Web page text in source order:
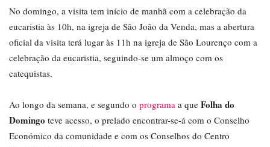
No domingo, a visita tem início de manhã com a celebração da
eucaristia às 10h, na igreja de São João da Venda, mas a abertura
oficial da visita terá lugar às 11h na igreja de São Lourenço com a
celebração da eucaristia, seguindo-se um almoço com os
catequistas.
Ao longo da semana, e segundo o programa a que Folha do
Domingo teve acesso, o prelado encontrar-se-á com o Conselho
Económico da comunidade e com os Conselhos do Centro